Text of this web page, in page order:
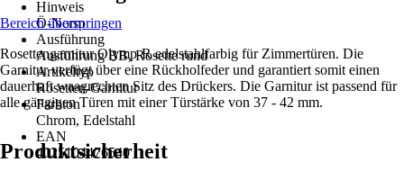
Hinweis
Ö-Norm
Ausführung
Ausführung BB, Rosette rund
Artikeltyp
Rosetten-Garnitur
Farbton
Chrom, Edelstahl
EAN
4025104476540
Bereich überspringen
Rosettengarnitur Olymp-R edelstahlfarbig für Zimmertüren. Die
Garnitur verfügt über eine Rückholfeder und garantiert somit einen
dauerhaft waagrechten Sitz des Drückers. Die Garnitur ist passend für
alle gängigen Türen mit einer Türstärke von 37 - 42 mm.
Produktsicherheit